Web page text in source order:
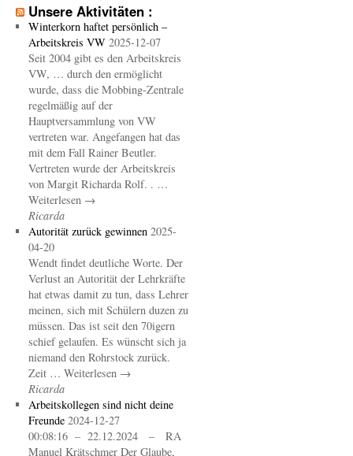
Unsere Aktivitäten :
Winterkorn haftet persönlich –
Arbeitskreis VW 2025-12-07
Seit 2004 gibt es den Arbeitskreis
VW, … durch den ermöglicht
wurde, dass die Mobbing-Zentrale
regelmäßig auf der
Hauptversammlung von VW
vertreten war. Angefangen hat das
mit dem Fall Rainer Beutler.
Vertreten wurde der Arbeitskreis
von Margit Richarda Rolf. . …
Weiterlesen →
Ricarda
Autorität zurück gewinnen 2025-
04-20
Wendt findet deutliche Worte. Der
Verlust an Autorität der Lehrkräfte
hat etwas damit zu tun, dass Lehrer
meinen, sich mit Schülern duzen zu
müssen. Das ist seit den 70igern
schief gelaufen. Es wünscht sich ja
niemand den Rohrstock zurück.
Zeit … Weiterlesen →
Ricarda
Arbeitskollegen sind nicht deine
Freunde 2024-12-27
00:08:16 – 22.12.2024 – RA
Manuel Krätschmer Der Glaube,